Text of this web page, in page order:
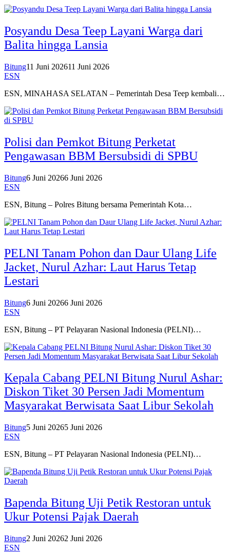
Posyandu Desa Teep Layani Warga dari
Balita hingga Lansia
Bitung11 Juni 202611 Juni 2026
ESN
ESN, MINAHASA SELATAN – Pemerintah Desa Teep kembali…
Polisi dan Pemkot Bitung Perketat
Pengawasan BBM Bersubsidi di SPBU
Bitung6 Juni 20266 Juni 2026
ESN
ESN, Bitung – Polres Bitung bersama Pemerintah Kota…
PELNI Tanam Pohon dan Daur Ulang Life
Jacket, Nurul Azhar: Laut Harus Tetap
Lestari
Bitung6 Juni 20266 Juni 2026
ESN
ESN, Bitung – PT Pelayaran Nasional Indonesia (PELNI)…
Kepala Cabang PELNI Bitung Nurul Ashar:
Diskon Tiket 30 Persen Jadi Momentum
Masyarakat Berwisata Saat Libur Sekolah
Bitung5 Juni 20265 Juni 2026
ESN
ESN, Bitung – PT Pelayaran Nasional Indonesia (PELNI)…
Bapenda Bitung Uji Petik Restoran untuk
Ukur Potensi Pajak Daerah
Bitung2 Juni 20262 Juni 2026
ESN